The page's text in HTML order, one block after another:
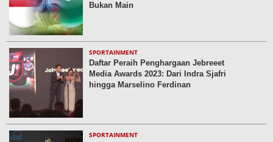
Bukan Main
SPORTAINMENT
Daftar Peraih Penghargaan Jebreeet
Media Awards 2023: Dari Indra Sjafri
hingga Marselino Ferdinan
SPORTAINMENT